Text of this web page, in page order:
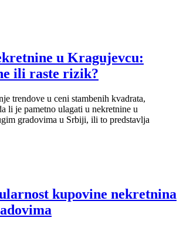
u Kragujevcu:
ili raste rizik?
trendove u ceni stambenih kvadrata,
li je pametno ulagati u nekretnine u
gradovima u Srbiji, ili to predstavlja
kupovine nekretnina